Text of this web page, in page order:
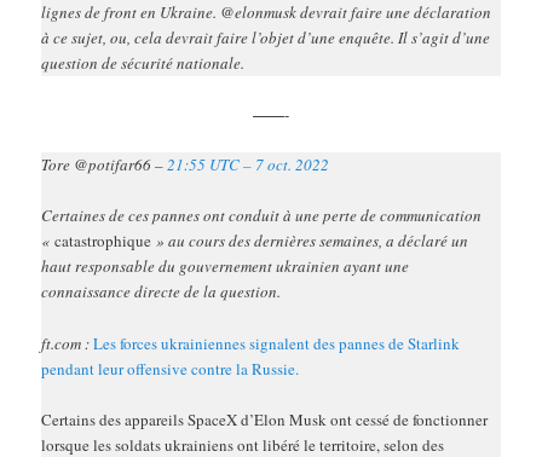
lignes de front en Ukraine. @elonmusk devrait faire une déclaration
à ce sujet, ou, cela devrait faire l’objet d’une enquête. Il s’agit d’une
question de sécurité nationale.
——-
Tore @potifar66 –21:55 UTC – 7 oct. 2022
Certaines de ces pannes ont conduit à une perte de communication
«catastrophique » au cours des dernières semaines, a déclaré un
haut responsable du gouvernement ukrainien ayant une
connaissance directe de la question.
ft.com :Les forces ukrainiennes signalent des pannes de Starlink
pendant leur offensive contre la Russie.
Certains des appareils SpaceX d’Elon Musk ont cessé de fonctionner
lorsque les soldats ukrainiens ont libéré le territoire, selon des